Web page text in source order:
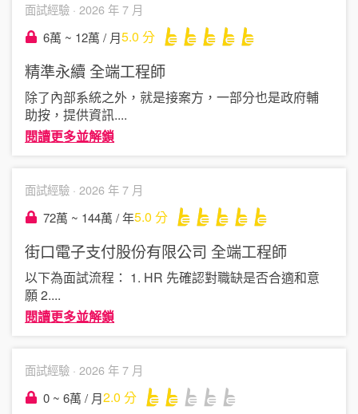
面試經驗 · 2026 年 7 月
6萬 ~ 12萬 / 月5.0 分
精準永續 全端工程師
除了內部系統之外，就是接案方，一部分也是政府輔
助按，提供資訊....
閱讀更多並解鎖
面試經驗 · 2026 年 7 月
72萬 ~ 144萬 / 年5.0 分
街口電子支付股份有限公司 全端工程師
以下為面試流程： 1. HR 先確認對職缺是否合適和意
願 2....
閱讀更多並解鎖
面試經驗 · 2026 年 7 月
0 ~ 6萬 / 月2.0 分